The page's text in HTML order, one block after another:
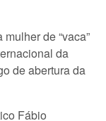
de “vaca”
da
de abertura da
Fábio